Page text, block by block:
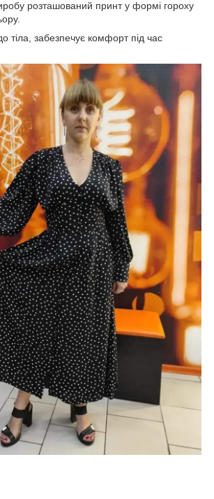
розташований принт у формі гороху
тіла, забезпечує комфорт під час